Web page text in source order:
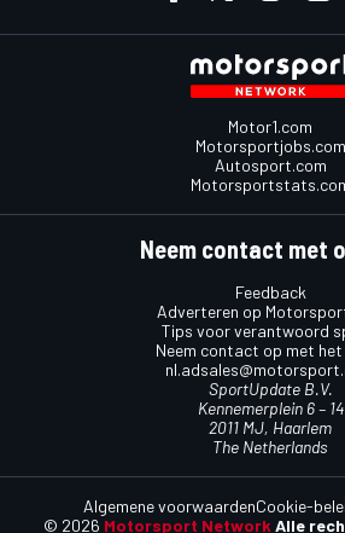
Motor1.com
Motorsportjobs.com
Autosport.com
Neem contact met
Feedback
Adverteren op
Tips voor verantwoord
Neem contact op met
SportUpdate B.V.
Kennemerplein 6 – 14
2011 MJ, Haarlem
The Netherlands
© 2026 Motorsport Network Alle
Algemene voorwaardenCookie-